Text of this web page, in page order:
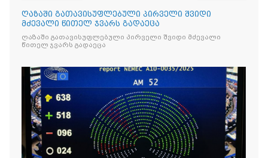
ღაზაში გათავისუფლებული პირველი შვიდი
მძევალი წითელ ჯვარს გადაეცა
ღაზაში გათავისუფლებული პირველი შვიდი მძევალი
წითელ ჯვარს გადაეცა